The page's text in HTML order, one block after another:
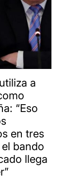
a
“Eso
en tres
bando
llega